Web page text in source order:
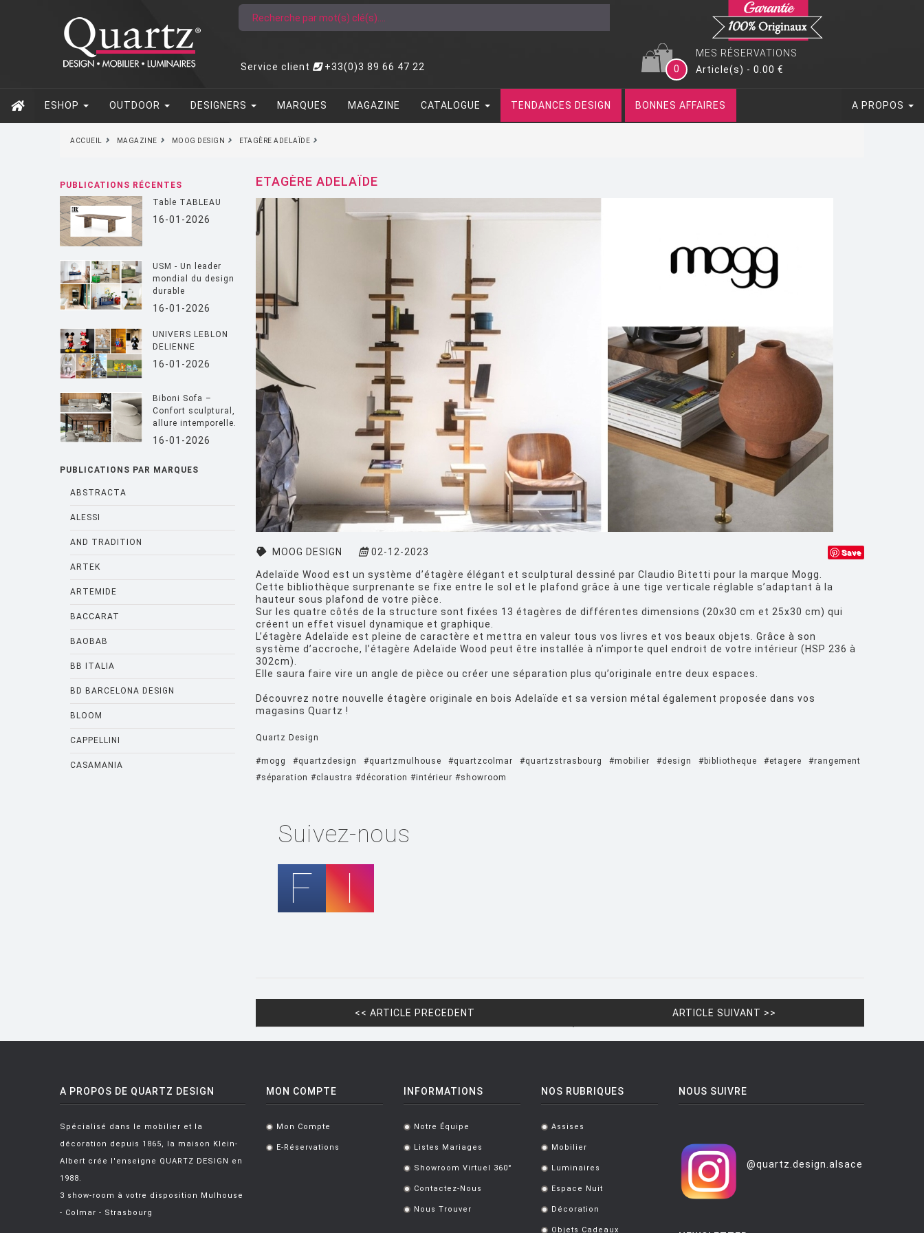
Service client +33(0)3 89 66 47 22
MES RÉSERVATIONS
0
Article(s) - 0.00 €
ESHOP OUTDOOR DESIGNERS MARQUES MAGAZINE CATALOGUE TENDANCES DESIGN BONNES AFFAIRES A PROPOS
ACCUEIL MAGAZINE MOOG DESIGN ETAGÈRE ADELAÏDE
PUBLICATIONS RÉCENTES
Table TABLEAU
16-01-2026
USM - Un leader
mondial du design
durable
16-01-2026
UNIVERS LEBLON
DELIENNE
16-01-2026
Biboni Sofa –
Confort sculptural,
allure intemporelle.
16-01-2026
PUBLICATIONS PAR MARQUES
ABSTRACTA
ALESSI
AND TRADITION
ARTEK
ARTEMIDE
BACCARAT
BAOBAB
BB ITALIA
BD BARCELONA DESIGN
BLOOM
CAPPELLINI
CASAMANIA
ESTABLISHED AND SONS
FERMOB
FLOS
ETAGÈRE ADELAÏDE
MOOG DESIGN 02-12-2023 Save
Adelaïde Wood est un système d’étagère élégant et sculptural dessiné par Claudio Bitetti pour la marque Mogg.
Cette bibliothèque surprenante se fixe entre le sol et le plafond grâce à une tige verticale réglable s’adaptant à la
hauteur sous plafond de votre pièce.
Sur les quatre côtés de la structure sont fixées 13 étagères de différentes dimensions (20x30 cm et 25x30 cm) qui
créent un effet visuel dynamique et graphique.
L’étagère Adelaïde est pleine de caractère et mettra en valeur tous vos livres et vos beaux objets. Grâce à son
système d’accroche, l’étagère Adelaïde Wood peut être installée à n’importe quel endroit de votre intérieur (HSP 236 à
302cm).
Elle saura faire vire un angle de pièce ou créer une séparation plus qu’originale entre deux espaces.
Découvrez notre nouvelle étagère originale en bois Adelaïde et sa version métal également proposée dans vos
magasins Quartz !
Quartz Design
#mogg #quartzdesign #quartzmulhouse #quartzcolmar #quartzstrasbourg #mobilier #design #bibliotheque #etagere
#rangement
#séparation #claustra #décoration #intérieur #showroom
Suivez-nous
<< ARTICLE PRECEDENT ARTICLE SUIVANT >>
A PROPOS DE QUARTZ DESIGN
Spécialisé dans le mobilier et la
décoration depuis 1865, la maison Klein-
Albert crée l'enseigne QUARTZ DESIGN en
1988.
3 show-room à votre disposition Mulhouse
- Colmar - Strasbourg
MON COMPTE
. Mon Compte
. E-Réservations
INFORMATIONS
. Notre Équipe
. Listes Mariages
. Showroom Virtuel 360°
. Contactez-Nous
. Nous Trouver
NOS RUBRIQUES
. Assises
. Mobilier
. Luminaires
. Espace Nuit
. Décoration
Objets Cadeaux
NOUS SUIVRE
@quartz.design.alsace